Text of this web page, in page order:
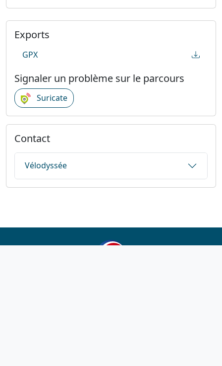
Exports
GPX
Signaler un problème sur le parcours
Suricate
Contact
Vélodyssée